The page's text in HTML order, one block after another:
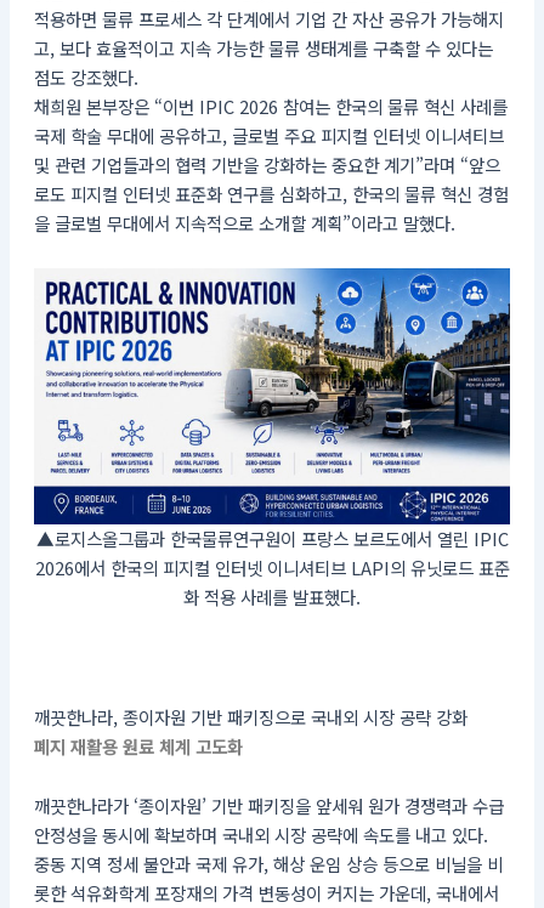
적용하면 물류 프로세스 각 단계에서 기업 간 자산 공유가 가능해지
고, 보다 효율적이고 지속 가능한 물류 생태계를 구축할 수 있다는
점도 강조했다.
채희원 본부장은 “이번 IPIC 2026 참여는 한국의 물류 혁신 사례를
국제 학술 무대에 공유하고, 글로벌 주요 피지컬 인터넷 이니셔티브
및 관련 기업들과의 협력 기반을 강화하는 중요한 계기”라며 “앞으
로도 피지컬 인터넷 표준화 연구를 심화하고, 한국의 물류 혁신 경험
을 글로벌 무대에서 지속적으로 소개할 계획”이라고 말했다.
▲로지스올그룹과 한국물류연구원이 프랑스 보르도에서 열린 IPIC
2026에서 한국의 피지컬 인터넷 이니셔티브 LAPI의 유닛로드 표준
화 적용 사례를 발표했다.
깨끗한나라, 종이자원 기반 패키징으로 국내외 시장 공략 강화
폐지 재활용 원료 체계 고도화
깨끗한나라가 ‘종이자원’ 기반 패키징을 앞세워 원가 경쟁력과 수급
안정성을 동시에 확보하며 국내외 시장 공략에 속도를 내고 있다.
중동 지역 정세 불안과 국제 유가, 해상 운임 상승 등으로 비닐을 비
롯한 석유화학계 포장재의 가격 변동성이 커지는 가운데, 국내에서